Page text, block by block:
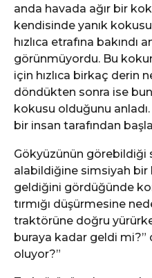
anda havada ağır bir
kendisinde yanık
hızlıca etrafına bakındı
görünmüyordu. Bu
için hızlıca birkaç derin
döndükten sonra ise
kokusu olduğunu
bir insan tarafından
Gökyüzünün
alabildiğine simsiyah bir
geldiğini gördüğünde
tırmığı düşürmesine
traktörüne doğru
buraya kadar geldi mi?”
oluyor?”